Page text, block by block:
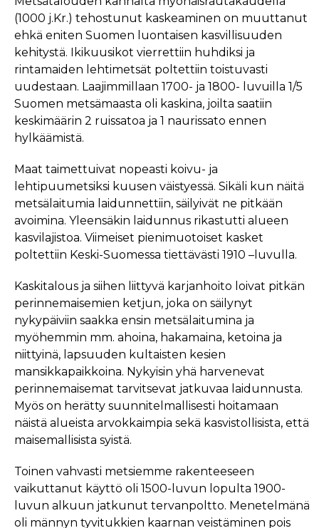
(1000 j.Kr.) tehostunut kaskeaminen on muuttanut
ehkä eniten Suomen luontaisen kasvillisuuden
kehitystä. Ikikuusikot vierrettiin huhdiksi ja
rintamaiden lehtimetsät poltettiin toistuvasti
uudestaan. Laajimmillaan 1700- ja 1800- luvuilla 1/5
Suomen metsämaasta oli kaskina, joilta saatiin
keskimäärin 2 ruissatoa ja 1 naurissato ennen
hylkäämistä.
Maat taimettuivat nopeasti koivu- ja
lehtipuumetsiksi kuusen väistyessä. Sikäli kun näitä
metsälaitumia laidunnettiin, säilyivät ne pitkään
avoimina. Yleensäkin laidunnus rikastutti alueen
kasvilajistoa. Viimeiset pienimuotoiset kasket
poltettiin Keski-Suomessa tiettävästi 1910 –luvulla.
Kaskitalous ja siihen liittyvä karjanhoito loivat pitkän
perinnemaisemien ketjun, joka on säilynyt
nykypäiviin saakka ensin metsälaitumina ja
myöhemmin mm. ahoina, hakamaina, ketoina ja
niittyinä, lapsuuden kultaisten kesien
mansikkapaikkoina. Nykyisin yhä harvenevat
perinnemaisemat tarvitsevat jatkuvaa laidunnusta.
Myös on herätty suunnitelmallisesti hoitamaan
näistä alueista arvokkaimpia sekä kasvistollisista, että
maisemallisista syistä.
Toinen vahvasti metsiemme rakenteeseen
vaikuttanut käyttö oli 1500-luvun lopulta 1900-
luvun alkuun jatkunut tervanpoltto. Menetelmänä
oli männyn tyvitukkien kaarnan veistäminen pois